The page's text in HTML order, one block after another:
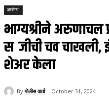
आरोग्य
भाग्यश्रीने अरुणाचल
सब्जीची चव चाखली,
शेअर केला
By पोलीस वार्ता October 31, 2024